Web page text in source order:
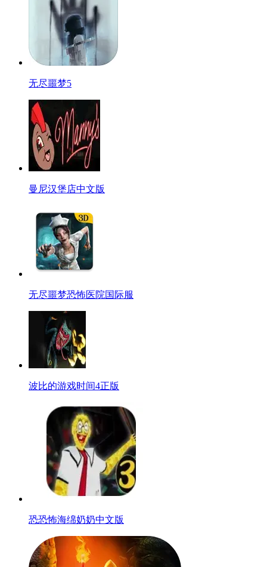
无尽噩梦5
曼尼汉堡店中文版
无尽噩梦恐怖医院国际服
波比的游戏时间4正版
恐恐怖海绵奶奶中文版